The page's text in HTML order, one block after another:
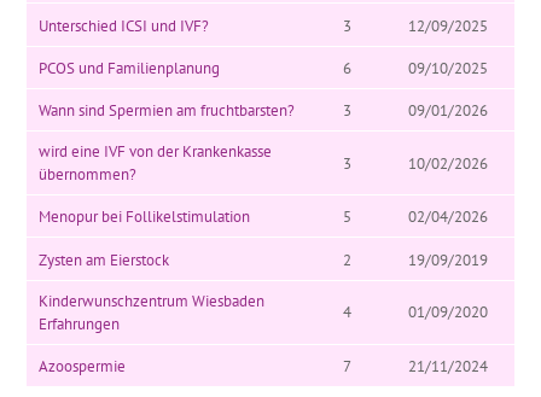
Unterschied ICSI und IVF? 3 12/09/2025
PCOS und Familienplanung 6 09/10/2025
Wann sind Spermien am fruchtbarsten? 3
09/01/2026
wird eine IVF von der Krankenkasse
übernommen?
3 10/02/2026
Menopur bei Follikelstimulation 5 02/04/2026
Zysten am Eierstock 2
19/09/2019
Kinderwunschzentrum Wiesbaden
Erfahrungen
4 01/09/2020
Azoospermie 7 21/11/2024